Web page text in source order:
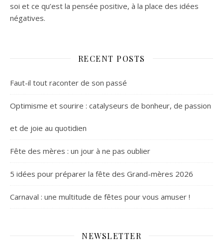
soi et ce qu’est la pensée positive, à la place des idées
négatives.
RECENT POSTS
Faut-il tout raconter de son passé
Optimisme et sourire : catalyseurs de bonheur, de passion
et de joie au quotidien
Fête des mères : un jour à ne pas oublier
5 idées pour préparer la fête des Grand-mères 2026
Carnaval : une multitude de fêtes pour vous amuser !
NEWSLETTER